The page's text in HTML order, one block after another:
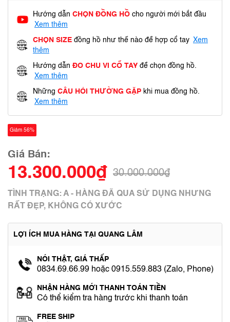
Hướng dẫn CHỌN ĐỒNG HỒ cho người mới bắt đầu
Xem thêm
CHỌN SIZE đồng hồ như thế nào để hợp cổ tay Xem
thêm
Hướng dẫn ĐO CHU VI CỔ TAY để chọn đồng hồ.
Xem thêm
Những CÂU HỎI THƯỜNG GẶP khi mua đồng hồ.
Xem thêm
Giảm 56%
Giá Bán:
13.300.000₫ 30.000.000₫
TÌNH TRẠNG: A - HÀNG ĐÃ QUA SỬ DỤNG NHƯNG
RẤT ĐẸP, KHÔNG CÓ XƯỚC
LỢI ÍCH MUA HÀNG TẠI QUANG LÂM
NÓI THẬT, GIÁ THẤP
0834.69.66.99 hoặc 0915.559.883 (Zalo, Phone)
NHẬN HÀNG MỚI THANH TOÁN TIỀN
Có thể kiểm tra hàng trước khi thanh toán
FREE SHIP